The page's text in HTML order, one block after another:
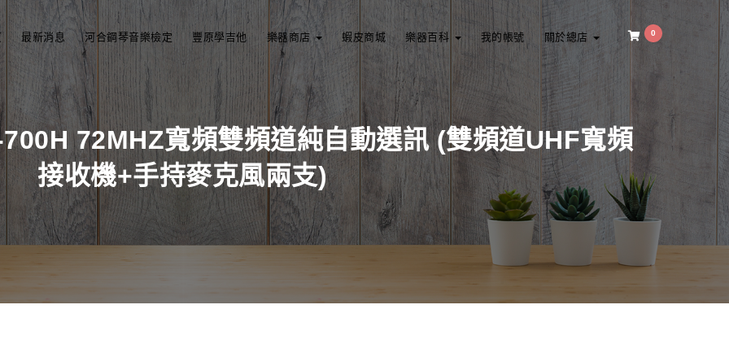
0
最新消息 河合鋼琴音樂檢定 豐原學吉他 樂器商店 蝦皮商城 樂器百科 我的帳號 關於總店
72MHZ寬頻雙頻道純自動選訊 (雙頻道UHF寬頻
接收機+手持麥克風兩支)